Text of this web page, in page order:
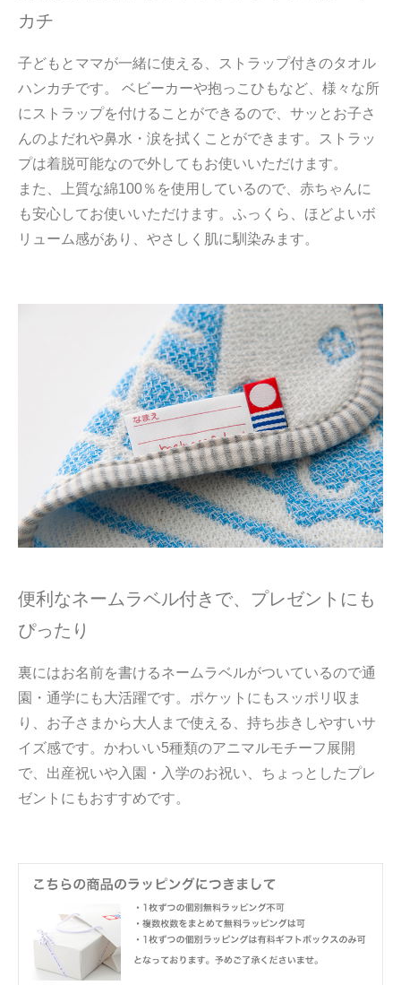
カチ
子どもとママが一緒に使える、ストラップ付きのタオル
ハンカチです。 ベビーカーや抱っこひもなど、様々な所
にストラップを付けることができるので、サッとお子さ
んのよだれや鼻水・涙を拭くことができます。ストラッ
プは着脱可能なので外してもお使いいただけます。
また、上質な綿100％を使用しているので、赤ちゃんに
も安心してお使いいただけます。ふっくら、ほどよいボ
リューム感があり、やさしく肌に馴染みます。
便利なネームラベル付きで、プレゼントにも
ぴったり
裏にはお名前を書けるネームラベルがついているので通
園・通学にも大活躍です。ポケットにもスッポリ収ま
り、お子さまから大人まで使える、持ち歩きしやすいサ
イズ感です。かわいい5種類のアニマルモチーフ展開
で、出産祝いや入園・入学のお祝い、ちょっとしたプレ
ゼントにもおすすめです。